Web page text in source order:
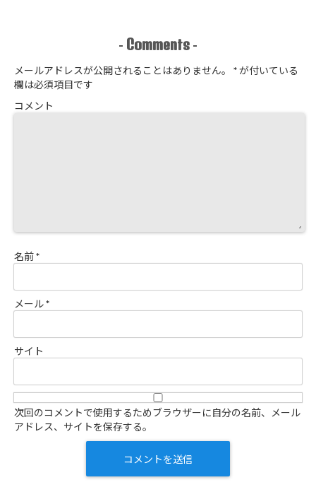
- Comments -
メールアドレスが公開されることはありません。 *が付いている
欄は必須項目です
コメント
名前*
メール*
サイト
次回のコメントで使用するためブラウザーに自分の名前、メール
アドレス、サイトを保存する。